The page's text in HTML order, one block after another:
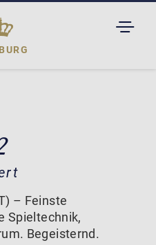
– Feinste
Spieltechnik,
Begeisternd.